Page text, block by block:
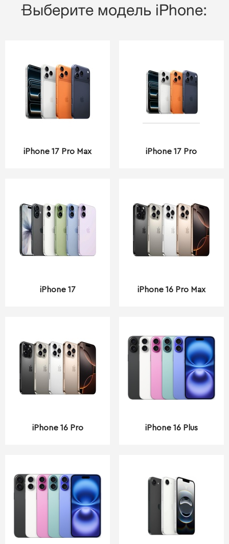
Выберите модель iPhone:
iPhone 17 Pro Max iPhone 17 Pro
iPhone 17 iPhone 16 Pro Max
iPhone 16 Pro iPhone 16 Plus